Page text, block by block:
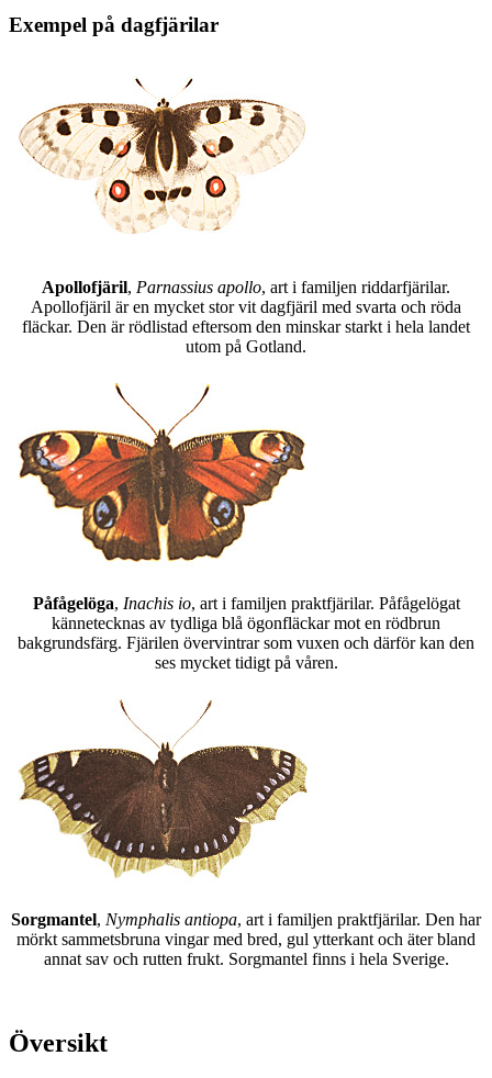
Exempel på dagfjärilar
Apollofjäril, Parnassius apollo, art i familjen riddarfjärilar.
Apollofjäril är en mycket stor vit dagfjäril med svarta och röda
fläckar. Den är rödlistad eftersom den minskar starkt i hela landet
utom på Gotland.
Påfågelöga, Inachis io, art i familjen praktfjärilar. Påfågelögat
kännetecknas av tydliga blå ögonfläckar mot en rödbrun
bakgrundsfärg. Fjärilen övervintrar som vuxen och därför kan den
ses mycket tidigt på våren.
Sorgmantel, Nymphalis antiopa, art i familjen praktfjärilar. Den har
mörkt sammetsbruna vingar med bred, gul ytterkant och äter bland
annat sav och rutten frukt. Sorgmantel finns i hela Sverige.
Översikt